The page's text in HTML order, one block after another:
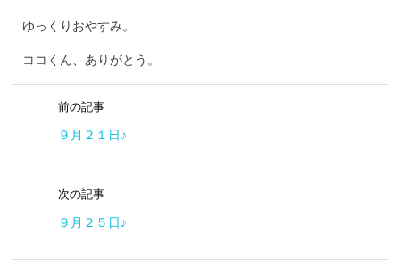
ゆっくりおやすみ。
ココくん、ありがとう。
前の記事
９月２１日♪
次の記事
９月２５日♪